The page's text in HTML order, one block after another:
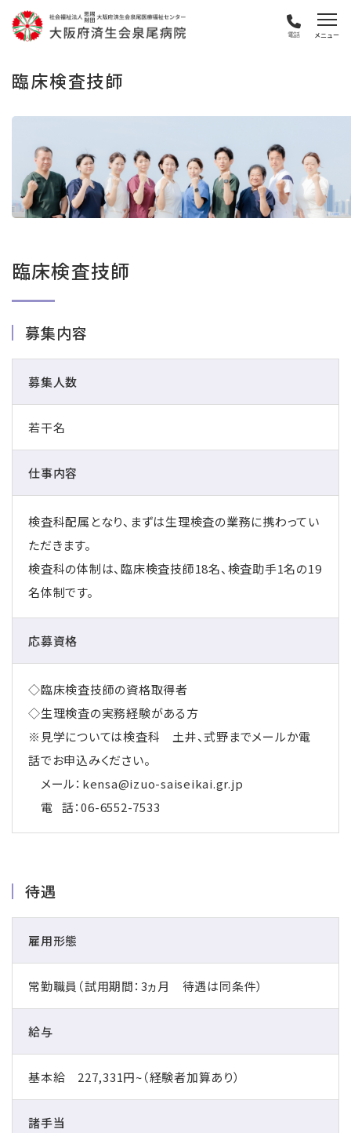
電話
臨床検査技師
臨床検査技師
募集内容
募集人数
若干名
仕事内容
検査科配属となり、まずは生理検査の業務に携わってい
ただきます。
検査科の体制は、臨床検査技師18名、検査助手1名の19
名体制です。
応募資格
◇臨床検査技師の資格取得者
◇生理検査の実務経験がある方
※見学については検査科 土井、式野までメールか電
話でお申込みください。
メール：kensa@izuo-saiseikai.gr.jp
電 話：06-6552-7533
待遇
雇用形態
常勤職員（試用期間：3ヵ月 待遇は同条件）
給与
基本給 227,331円~（経験者加算あり）
諸手当